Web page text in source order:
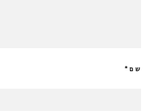
שם*